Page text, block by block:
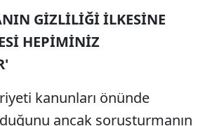
GİZLİLİĞİ İLKESİNE
HEPİMİNİZ
kanunları önünde
ancak soruşturmanın